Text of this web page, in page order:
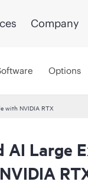
Company
Options
with NVIDIA RTX
AI Large